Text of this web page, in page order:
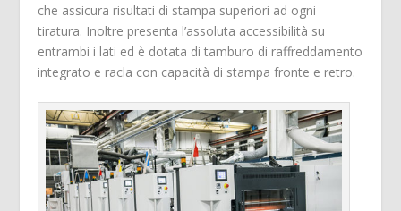
che assicura risultati di stampa superiori ad ogni
tiratura. Inoltre presenta l’assoluta accessibilità su
entrambi i lati ed è dotata di tamburo di raffreddamento
integrato e racla con capacità di stampa fronte e retro.